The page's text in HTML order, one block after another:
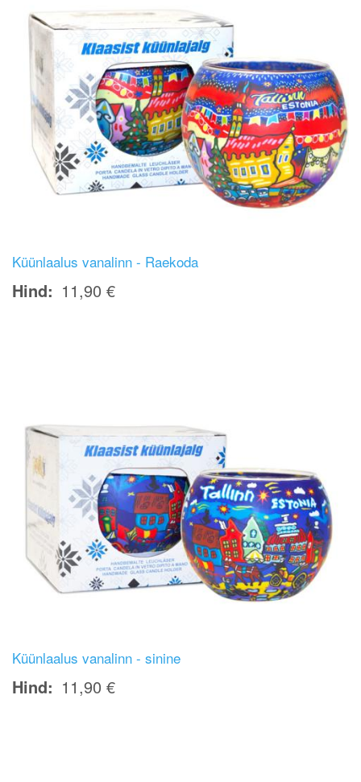
Küünlaalus vanalinn - Raekoda
Hind 11,90 €
Küünlaalus vanalinn - sinine
Hind 11,90 €